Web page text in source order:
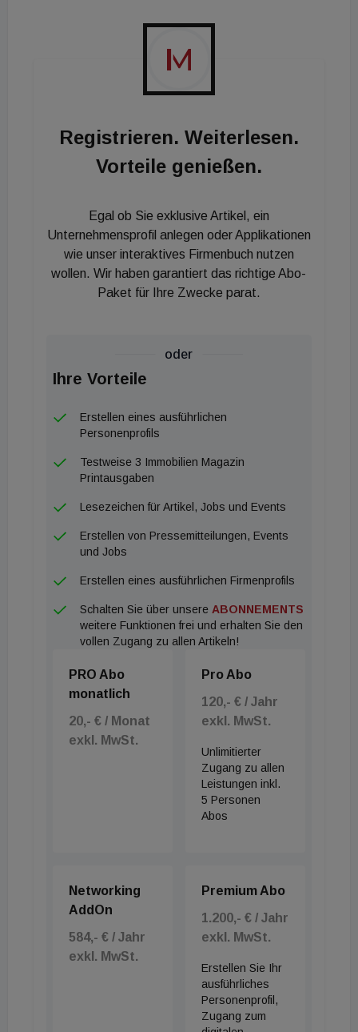
Registrieren. Weiterlesen.
Vorteile genießen.
Egal ob Sie exklusive Artikel, ein
Unternehmensprofil anlegen oder Applikationen
wie unser interaktives Firmenbuch nutzen
wollen. Wir haben garantiert das richtige Abo-
Paket für Ihre Zwecke parat.
oder
Ihre Vorteile
Erstellen eines ausführlichen
Personenprofils
Testweise 3 Immobilien Magazin
Printausgaben
Lesezeichen für Artikel, Jobs und Events
Erstellen von Pressemitteilungen, Events
und Jobs
Erstellen eines ausführlichen Firmenprofils
Schalten Sie über unsere ABONNEMENTS
weitere Funktionen frei und erhalten Sie den
vollen Zugang zu allen Artikeln!
PRO Abo
monatlich
20,- € / Monat
exkl. MwSt.
Pro Abo
120,- € / Jahr
exkl. MwSt.
Unlimitierter
Zugang zu allen
Leistungen inkl.
5 Personen
Abos
Networking
AddOn
584,- € / Jahr
exkl. MwSt.
Premium Abo
1.200,- € / Jahr
exkl. MwSt.
Erstellen Sie Ihr
ausführliches
Personenprofil,
Zugang zum